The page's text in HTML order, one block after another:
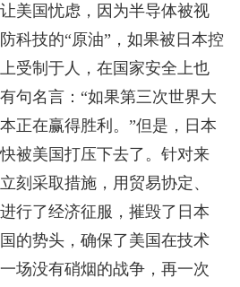
美国忧虑，因为半导体被视
科技的“原油”，如果被日本控
受制于人，在国家安全上也
句名言：“如果第三次世界大
正在赢得胜利。”但是，日本
被美国打压下去了。针对来
刻采取措施，用贸易协定、
行了经济征服，摧毁了日本
的势头，确保了美国在技术
场没有硝烟的战争，再一次